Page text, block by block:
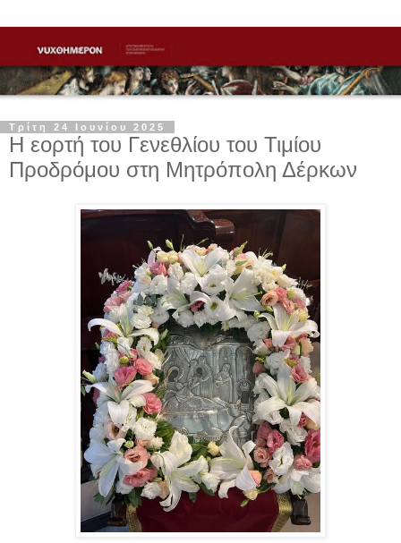
Τρίτη 24 Ιουνίου 2025
Η εορτή του Γενεθλίου του Τιμίου
Προδρόμου στη Μητρόπολη Δέρκων